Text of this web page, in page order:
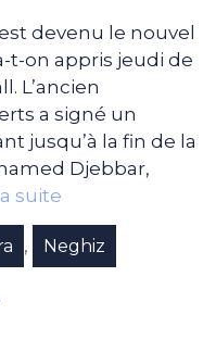
devenu le nouvel
t-on appris jeudi de
L’ancien
a signé un
jusqu’à la fin de la
Djebbar,
suite
, Neghiz